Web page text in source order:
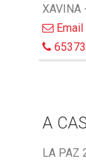
XAVINA
Email
A
LA PAZ